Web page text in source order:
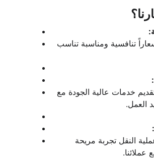
تنافسية ومناسبة تناسب
خدمات عالية الجودة مع
العمل.
النقل تجربة مريحة